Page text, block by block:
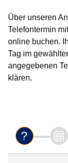
Über unseren
Telefontermin
online buchen.
Tag im
angegebenen
klären.